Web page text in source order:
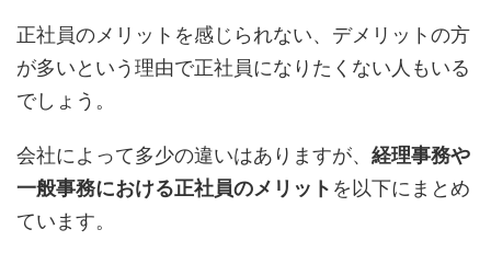
正社員のメリットを感じられない、デメリットの方
が多いという理由で正社員になりたくない人もいる
でしょう。
会社によって多少の違いはありますが、 経理事務や
一般事務における正社員のメリット を以下にまとめ
ています。